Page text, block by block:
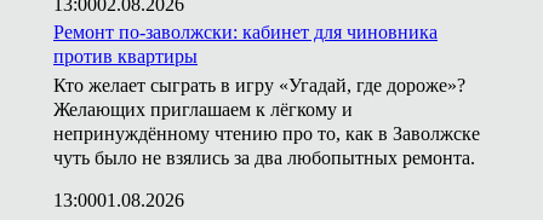
13:0002.08.2026
Ремонт по-заволжски: кабинет для чиновника
против квартиры
Кто желает сыграть в игру «Угадай, где дороже»?
Желающих приглашаем к лёгкому и
непринуждённому чтению про то, как в Заволжске
чуть было не взялись за два любопытных ремонта.
13:0001.08.2026